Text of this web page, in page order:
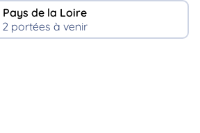
Pays de la Loire
2 portées à venir